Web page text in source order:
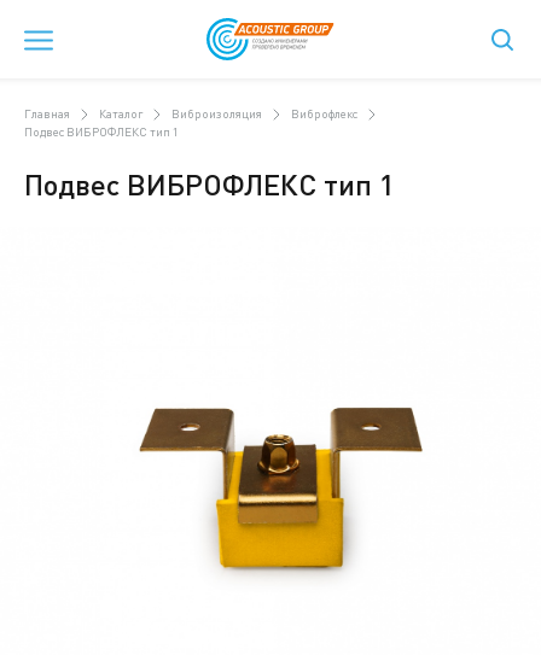
Главная Каталог Виброизоляция
Виброфлекс
Подвес ВИБРОФЛЕКС тип 1
Подвес ВИБРОФЛЕКС тип 1